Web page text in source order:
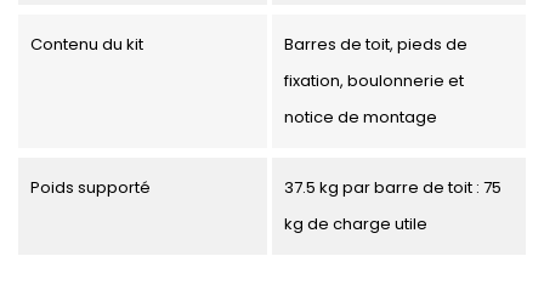
Contenu du kit
Barres de toit, pieds de
fixation, boulonnerie et
notice de montage
Poids supporté
37.5 kg par barre de toit : 75
kg de charge utile